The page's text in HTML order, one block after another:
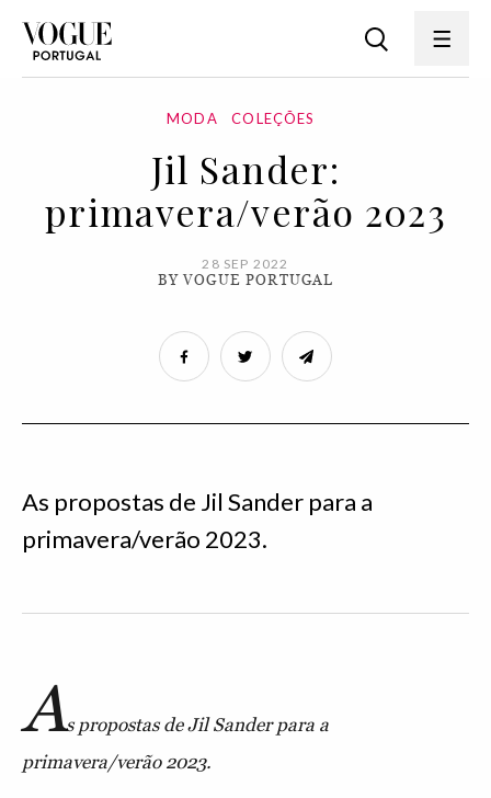
MODA COLEÇÕES
Jil Sander:
primavera/verão 2023
28 SEP 2022
BY VOGUE PORTUGAL
As propostas de Jil Sander para a
primavera/verão 2023.
As propostas de Jil Sander para a
primavera/verão 2023.